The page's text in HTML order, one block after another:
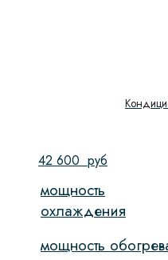
42 600 руб
мощность
охлаждения
мощность